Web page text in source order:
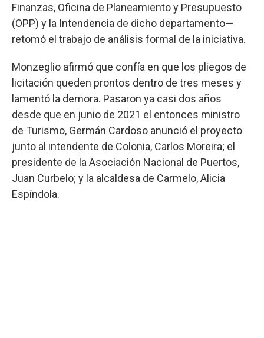
Finanzas, Oficina de Planeamiento y Presupuesto
(OPP) y la Intendencia de dicho departamento—
retomó el trabajo de análisis formal de la iniciativa.
Monzeglio afirmó que confía en que los pliegos de
licitación queden prontos dentro de tres meses y
lamentó la demora. Pasaron ya casi dos años
desde que en junio de 2021 el entonces ministro
de Turismo, Germán Cardoso anunció el proyecto
junto al intendente de Colonia, Carlos Moreira; el
presidente de la Asociación Nacional de Puertos,
Juan Curbelo; y la alcaldesa de Carmelo, Alicia
Espíndola.